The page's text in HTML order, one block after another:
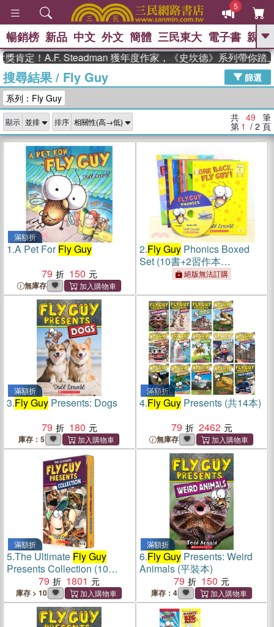
5
GO
The Odyssey 、
父親節 、 如果歷史是一群喵 、 暑期
念華 、 台灣的李登輝時代 、 數學女
孩：黎曼猜想
偉大的迷走神經
暢銷榜 新品 中文 外文 簡體 三民東大 電子書 親子
A.F. Steadman 獲年度作家，《史坎德》系列帶你踏上熱血
搜尋結果/ Fly Guy
篩選
系列：Fly Guy
顯示 排序 共 49 筆
第 1 / 2 頁
滿額折
1.A Pet ForFly Guy
79
150
無庫存
2.Fly GuyPhonics Boxed
Set (10書+2習作本
+1CD+Storyplus)
絕版無法訂購
滿額折
3.Fly Guy Presents: Dogs
79
180
庫存：5
滿額折
4.Fly GuyPresents (共14本)
79
2462
無庫存
滿額折
5.The Ultimate Fly Guy
Presents Collection (10
books)(with StoryPlus)
79 1801
庫存 > 10
滿額折
6.Fly GuyPresents: Weird
Animals (平裝本)
79
150
庫存：4